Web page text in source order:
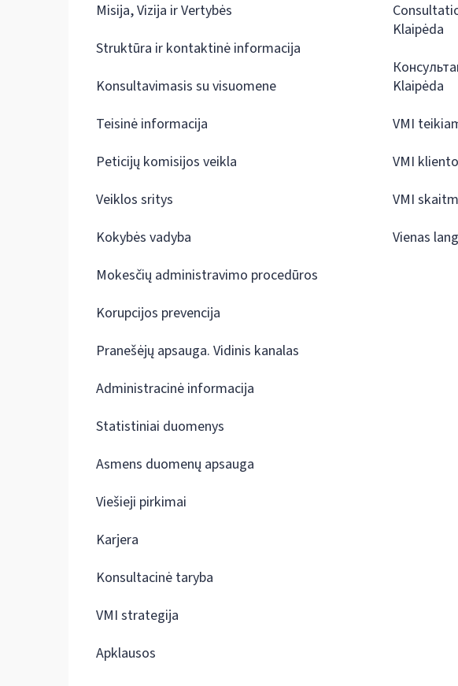
Misija, Vizija ir Vertybės
Struktūra ir kontaktinė informacija
Konsultavimasis su visuomene
Teisinė informacija
Peticijų komisijos veikla
Veiklos sritys
Kokybės vadyba
Mokesčių administravimo procedūros
Korupcijos prevencija
Pranešėjų apsauga. Vidinis kanalas
Administracinė informacija
Statistiniai duomenys
Asmens duomenų apsauga
Viešieji pirkimai
Karjera
Konsultacinė taryba
VMI strategija
Apklausos
Klaipėda
Klaipėda
VMI
VMI
VMI
Vienas